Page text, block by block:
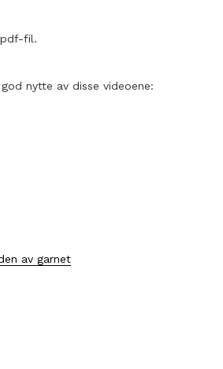
fil.
nytte av disse videoene:
av garnet